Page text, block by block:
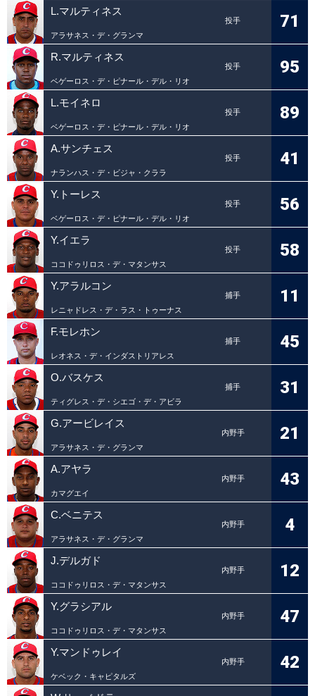
L.マルティネス
投手
アラサネス・デ・グランマ
71
R.マルティネス
投手
ベゲーロス・デ・ピナール・デル・リオ
95
L.モイネロ
投手
ベゲーロス・デ・ピナール・デル・リオ
89
A.サンチェス
投手
ナランハス・デ・ビジャ・クララ
41
Y.トーレス
投手
ベゲーロス・デ・ピナール・デル・リオ
56
Y.イエラ
投手
ココドゥリロス・デ・マタンサス
58
Y.アラルコン
捕手
レニャドレス・デ・ラス・トゥーナス
11
F.モレホン
捕手
レオネス・デ・インダストリアレス
45
O.バスケス
捕手
ティグレス・デ・シエゴ・デ・アビラ
31
G.アービレイス
内野手
アラサネス・デ・グランマ
21
A.アヤラ
内野手
カマグエイ
43
C.ベニテス
内野手
アラサネス・デ・グランマ
4
J.デルガド
内野手
ココドゥリロス・デ・マタンサス
12
Y.グラシアル
内野手
ココドゥリロス・デ・マタンサス
47
Y.マンドゥレイ
内野手
ケベック・キャピタルズ
42